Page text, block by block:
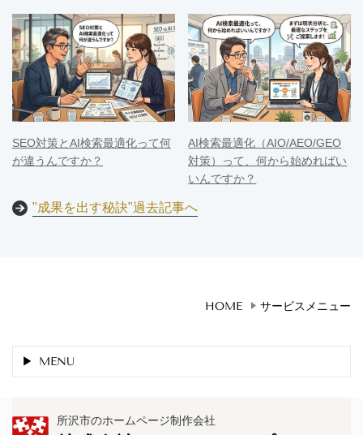
SEO対策とAI検索最適化って何
が違うんですか？
AI検索最適化（AIO/AEO/GEO
対策）って、何から始めればい
いんですか？
"成果を出す秘訣"過去記事へ
HOME サービスメニュー
MENU
所沢市のホームページ制作会社